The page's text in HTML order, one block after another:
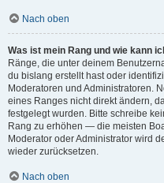
Nach oben
Was ist mein Rang und wie kann
Ränge, die unter deinem
du bislang erstellt hast oder
Moderatoren und Administratoren.
eines Ranges nicht direkt ändern,
festgelegt wurden. Bitte schreibe
Rang zu erhöhen — die meisten
Moderator oder Administrator wird
wieder zurücksetzen.
Nach oben